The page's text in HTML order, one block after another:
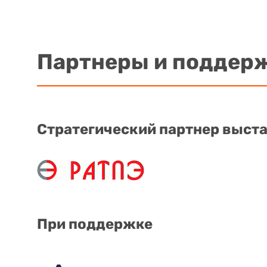
Партнеры и
Стратегический партнер
При поддержке